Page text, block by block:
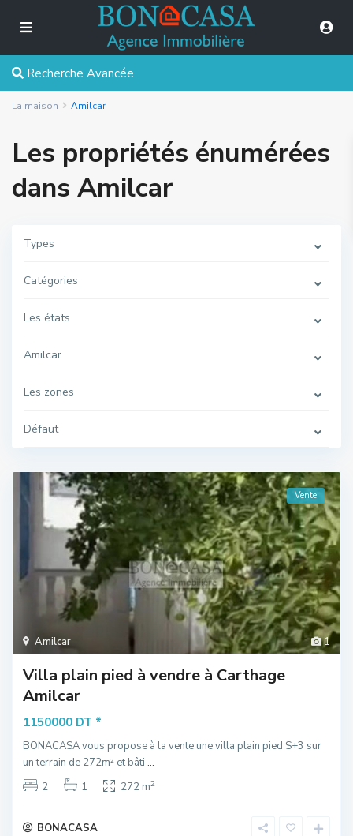
Recherche Avancée
La maison Amilcar
Les propriétés énumérées
dans Amilcar
Types
Catégories
Les états
Amilcar
Les zones
Défaut
1
Amilcar
Vente
Villa plain pied à vendre à Carthage
Amilcar
1150000 DT *
BONACASA vous propose à la vente une villa plain pied S+3 sur
un terrain de 272m² et bâti ...
2
1 272 m2
BONACASA